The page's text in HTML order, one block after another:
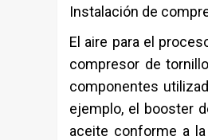
Instalación de
El aire para el
compresor de
componentes
ejemplo, el booster
aceite conforme a